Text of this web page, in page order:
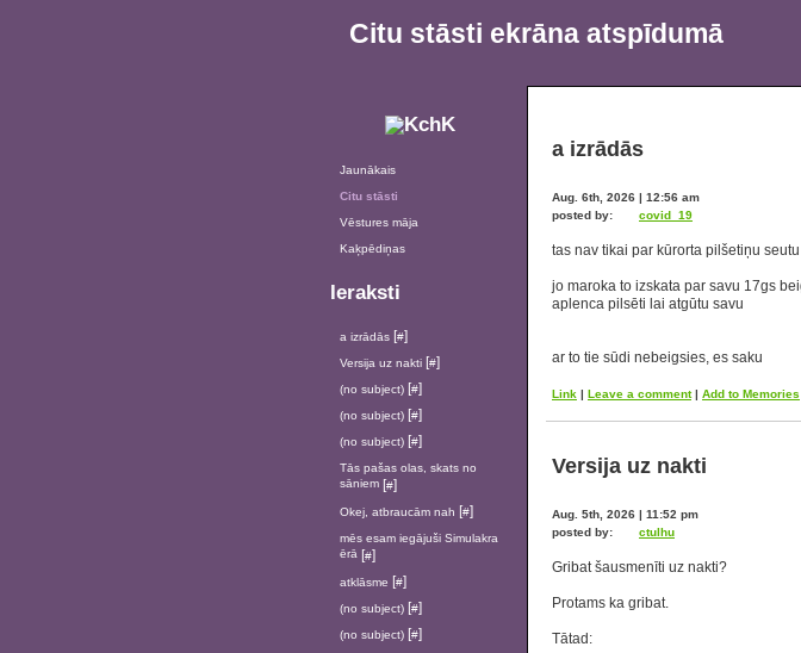
Citu stāsti ekrāna atspīdumā
Jaunākais
Citu stāsti
Vēstures māja
Kaķpēdiņas
Ieraksti
a izrādās [#]
Versija uz nakti [#]
(no subject) [#]
(no subject) [#]
(no subject) [#]
Tās pašas olas, skats no
sāniem [#]
Okej, atbraucām nah [#]
mēs esam iegājuši Simulakra
ērā [#]
atklāsme [#]
(no subject) [#]
(no subject) [#]
a izrādās
Aug. 6th, 2026 | 12:56 am
posted by:
covid_19
tas nav tikai par kūrorta pilšetiņu seutu
jo maroka to izskata par savu 17gs
aplenca pilsēti lai atgūtu savu
ar to tie sūdi nebeigsies, es saku
Link | Leave a comment| Add to Memories
Versija uz nakti
Aug. 5th, 2026 | 11:52 pm
posted by:
ctulhu
Gribat šausmenīti uz nakti?
Protams ka gribat.
Tātad: